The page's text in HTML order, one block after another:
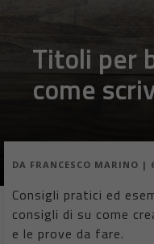
Titoli per
come
DA FRANCESCO MARINO |
Consigli pratici ed
consigli di su come
e le prove da fare.